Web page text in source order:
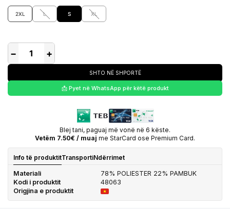
2XL L S XL
− +
SHTO NË SHPORTË
📩 Pyet në WhatsApp për këtë produkt
Blej tani, paguaj më vonë në 6 këste.
Vetëm 7.50€ / muaj me StarCard ose Premium Card.
Info të produktitTransportiNdërrimet
Materiali
78% POLIESTER 22% PAMBUK
Kodi i produktit
48063
Origjina e produktit